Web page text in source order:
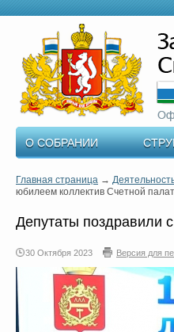
О СОБРАНИИ
Главная страница →
юбилеем коллектив Счетной
Депутаты поздравили
30 Октября 2023 Версия для